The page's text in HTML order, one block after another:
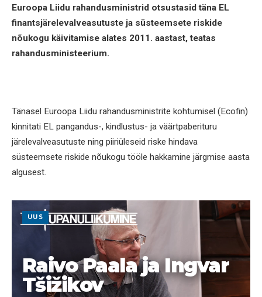
Euroopa Liidu rahandusministrid otsustasid täna EL
finantsjärelevalveasutuste ja süsteemsete riskide
nõukogu käivitamise alates 2011. aastast, teatas
rahandusministeerium.
Tänasel Euroopa Liidu rahandusministrite kohtumisel (Ecofin)
kinnitati EL pangandus-, kindlustus- ja väärtpaberituru
järelevalveasutuste ning piiriüleseid riske hindava
süsteemsete riskide nõukogu tööle hakkamine järgmise aasta
algusest.
UUS
Raivo Paala ja Ingvar
Tšižikov